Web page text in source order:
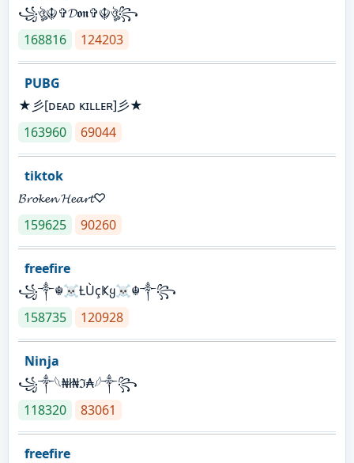
꧁ঔৣ☬✞𝓓𝖔𝖓✞☬ঔৣ꧂
168816
124203
PUBG
★彡[ᴅᴇᴀᴅ ᴋɪʟʟᴇʀ]彡★
163960
69044
tiktok
𝓑𝓻𝓸𝓴𝓮𝓷 𝓗𝓮𝓪𝓻𝓽♡
159625
90260
freefire
꧁༒☬☠Ƚ︎ÙçҜყ☠︎☬༒꧂
158735
120928
Ninja
꧁⁣༒𓆩₦ł₦ℑ₳𓆪༒꧂
118320
83061
freefire